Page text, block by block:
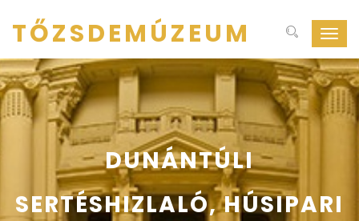
ki-
be
TŐZSDEMÚZEUM
DUNÁNTÚLI
SERTÉSHIZLALÓ, HÚSIPARI